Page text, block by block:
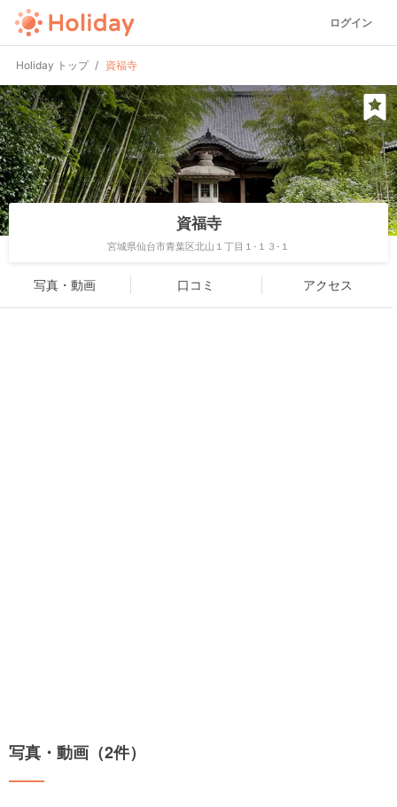
ログイン
Holiday トップ 資福寺
資福寺
宮城県仙台市青葉区北山１丁目１-１３-１
写真・動画 口コミ アクセス
写真・動画（2件）